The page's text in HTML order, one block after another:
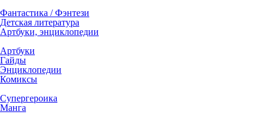
Фантастика / Фэнтези
Детская литература
Артбуки, энциклопедии
Артбуки
Гайды
Энциклопедии
Комиксы
Супергероика
Манга